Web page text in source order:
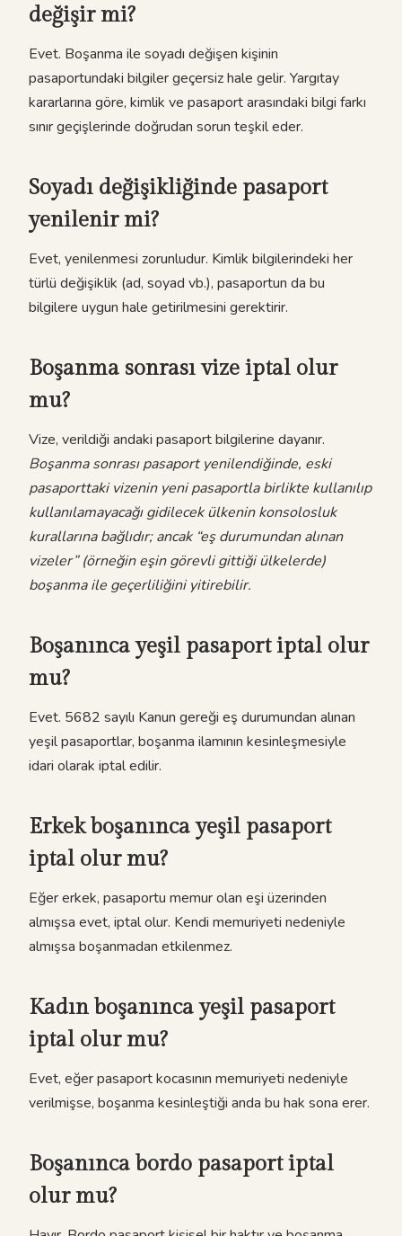
değişir mi?
Evet. Boşanma ile soyadı değişen kişinin
pasaportundaki bilgiler geçersiz hale gelir. Yargıtay
kararlarına göre, kimlik ve pasaport arasındaki bilgi farkı
sınır geçişlerinde doğrudan sorun teşkil eder.
Soyadı değişikliğinde pasaport
yenilenir mi?
Evet, yenilenmesi zorunludur. Kimlik bilgilerindeki her
türlü değişiklik (ad, soyad vb.), pasaportun da bu
bilgilere uygun hale getirilmesini gerektirir.
Boşanma sonrası vize iptal olur
mu?
Vize, verildiği andaki pasaport bilgilerine dayanır.
Boşanma sonrası pasaport yenilendiğinde, eski
pasaporttaki vizenin yeni pasaportla birlikte kullanılıp
kullanılamayacağı gidilecek ülkenin konsolosluk
kurallarına bağlıdır; ancak “eş durumundan alınan
vizeler” (örneğin eşin görevli gittiği ülkelerde)
boşanma ile geçerliliğini yitirebilir.
Boşanınca yeşil pasaport iptal olur
mu?
Evet. 5682 sayılı Kanun gereği eş durumundan alınan
yeşil pasaportlar, boşanma ilamının kesinleşmesiyle
idari olarak iptal edilir.
Erkek boşanınca yeşil pasaport
iptal olur mu?
Eğer erkek, pasaportu memur olan eşi üzerinden
almışsa evet, iptal olur. Kendi memuriyeti nedeniyle
almışsa boşanmadan etkilenmez.
Kadın boşanınca yeşil pasaport
iptal olur mu?
Evet, eğer pasaport kocasının memuriyeti nedeniyle
verilmişse, boşanma kesinleştiği anda bu hak sona erer.
Boşanınca bordo pasaport iptal
olur mu?